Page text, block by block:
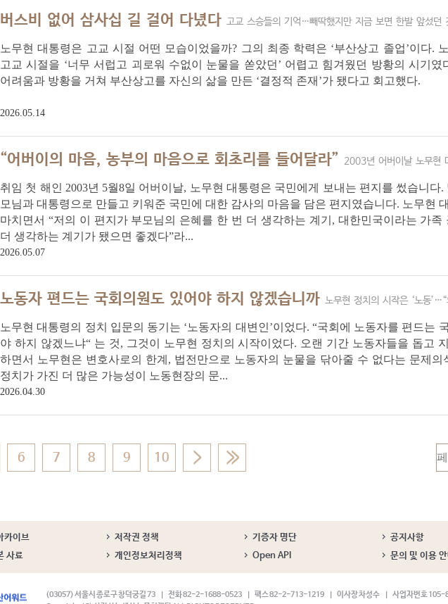
버스비 없어 삼사십 길 걸어 다녔다 고교 스승들의 기억…빼딱했지만 지금 보면 한발 앞섰던
노무현 대통령은 고교 시절 어떤 모습이었을까? 그의 최종 학력은 ‘부산상고 졸업’이다.
고교 시절을 ‘너무 서럽고 괴로워 수없이 눈물을 쏟았던’ 어렵고 힘겨웠던 방황의 시기였
어려움과 방황을 거쳐 부산상고를 자신의 삶을 만든 ‘결정적 존재’가 됐다고 회고했다.
2026.05.14
“어버이의 마음, 농부의 마음으로 회초리를 들어달라” 2003년 어버이날 노무현 대통령이
취임 첫 해인 2003년 5월8일 어버이날, 노무현 대통령은 국민에게 보내는 편지를 썼습니다.
모님과 대통령으로 만들고 키워준 국민에 대한 감사의 마음을 담은 편지였습니다. 노무현
마치면서 “저의 이 편지가 부모님의 은혜를 한 번 더 생각하는 계기, 대한민국이라는 가족
더 생각하는 계기가 됐으면 좋겠다”라...
2026.05.07
노동자 편드는 국회의원도 있어야 하지 않겠습니까 노무현 정치의 시작은 ‘노동’…“의원 신분이 되면 노동
노무현 대통령의 정치 입문의 동기는 ‘노동자의 대변인’이었다. “국회에 노동자를 편드는
야 하지 않겠느냐“ 는 것, 그것이 노무현 정치의 시작이었다. 오랜 기간 노동자들을 돕고
하면서 노무현은 변호사로의 한계, 법전만으로 노동자의 눈물을 닦아줄 수 없다는 문제의
정치가 가진 더 많은 가능성이 노동현장의 문...
2026.04.30
6 7 8 9 10
카이브 저작권 정책 기증자 명단
공지사항
사료 개인정보처리정책 Open API 문의 및 이용 안
(03057) 서울시 종로구 창덕궁길 73 전화 82-2-1688-0523 팩스 82-2-713-1219 이사장 차성수
사업자번호